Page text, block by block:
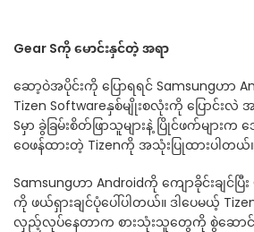
Gear Sကို မောင်းနှင်တဲ့ အရာ
ဆော့ဝဲအပိုင်းကို ပြောရရင် Samsungဟာ
Tizen Softwareနှစ်မျိုးစလုံးကို ပြောင်းလဲ
Sမှာ ခွဲခြမ်းစိတ်ဖြာသူများနဲ့ ပြိုင်ဖက်များ
ဝေဖန်ထားတဲ့ Tizenကို အသုံးပြုထားပါတယ်
Samsungဟာ Androidကို ကျောခိုင်းချင်ပ
ကို ဖယ်ရှားချင်ပုံပေါ်ပါတယ်။ ဒါပေမယ့်
လှည့်လုပ်နေတာက စားသုံးသူတွေကို စွဲဆောင်မှု